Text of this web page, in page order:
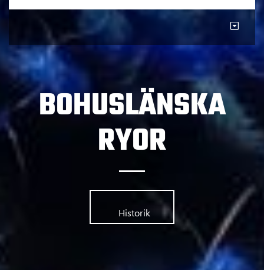
BOHUSLÄNSKA
RYOR
      	Historik